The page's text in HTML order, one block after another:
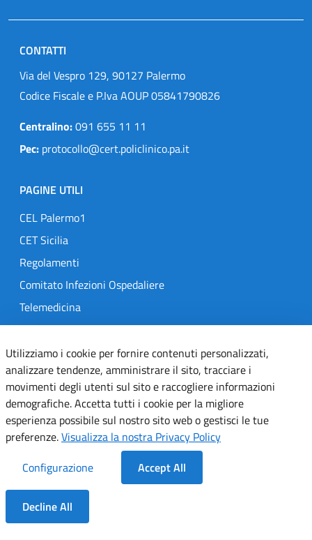
Dentro la Sezione
CONTATTI
Via del Vespro 129, 90127 Palermo
Codice Fiscale e P.Iva AOUP 05841790826
Centralino:091 655 11 11
Pec: protocollo@cert.policlinico.pa.it
PAGINE UTILI
CEL Palermo1
CET Sicilia
Regolamenti
Comitato Infezioni Ospedaliere
Telemedicina
MedOral
TRASPARENZA
Amministrazione Trasparente
Gare e Concorsi
Delibere
Determine
SEGUICI SU
Utilizziamo i cookie per fornire contenuti personalizzati,
analizzare tendenze, amministrare il sito, tracciare i
movimenti degli utenti sul sito e raccogliere informazioni
demografiche. Accetta tutti i cookie per la migliore
esperienza possibile sul nostro sito web o gestisci le tue
preferenze.Visualizza la nostra Privacy Policy
Configurazione
Accept All
Decline All